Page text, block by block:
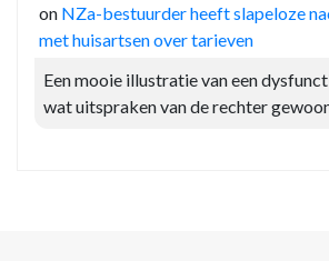
on NZa-bestuurder heeft slapeloze
met huisartsen over tarieven
Een mooie illustratie van een
wat uitspraken van de rechter gewoon